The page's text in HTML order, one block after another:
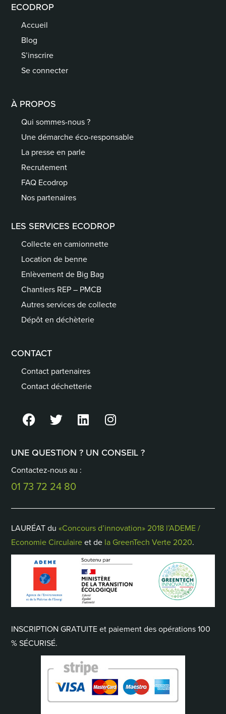
ECODROP
Accueil
Blog
S’inscrire
Se connecter
À PROPOS
Qui sommes-nous ?
Une démarche éco-responsable
La presse en parle
Recrutement
FAQ Ecodrop
Nos partenaires
LES SERVICES ECODROP
Collecte en camionnette
Location de benne
Enlèvement de Big Bag
Chantiers REP – PMCB
Autres services de collecte
Dépôt en déchèterie
CONTACT
Contact partenaires
Contact déchetterie
UNE QUESTION ? UN CONSEIL ?
Contactez-nous au :
01 73 72 24 80
LAURÉAT du«Concours d’innovation» 2018 l’ADEME /
Economie Circulaireet de la GreenTech Verte 2020.
INSCRIPTION GRATUITE et paiement des opérations 100
% SÉCURISÉ.